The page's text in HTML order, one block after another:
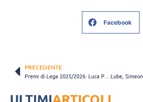
Facebook
PRECEDENTE
Premi di Lega 2025/2026: Luca Porro votato come miglior giocatore Under 23 di Superlega